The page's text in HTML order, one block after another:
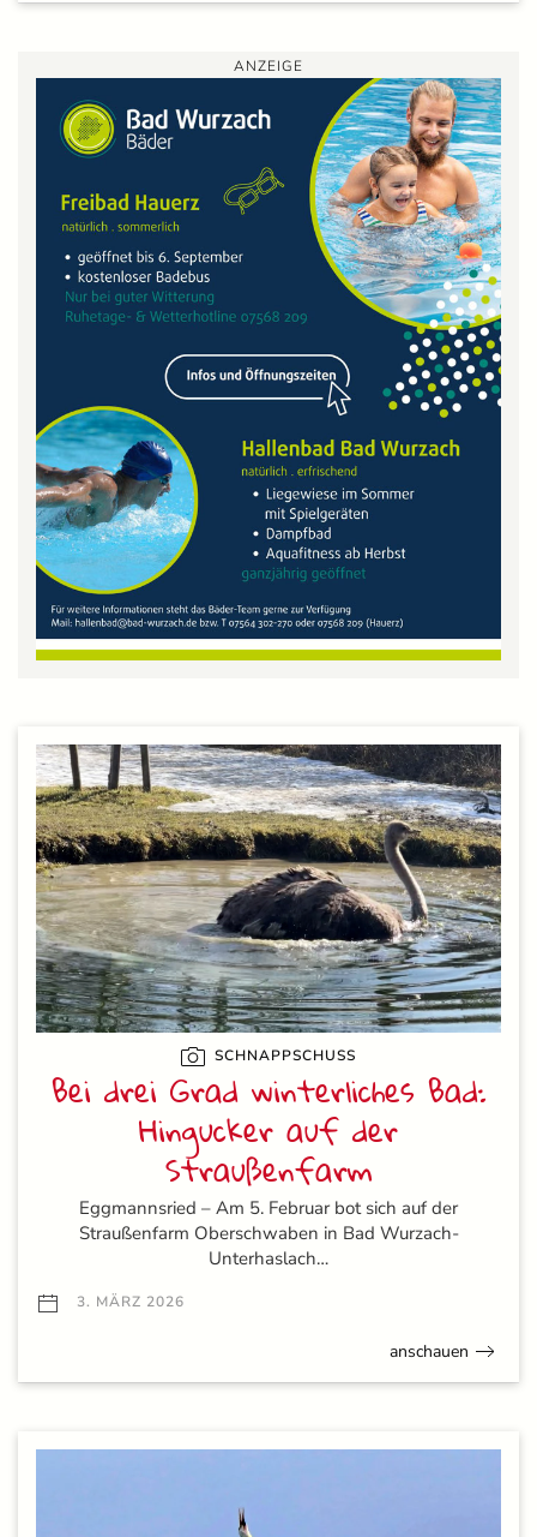
ANZEIGE
SCHNAPPSCHUSS
Bei drei Grad winterliches Bad:
Hingucker auf der
Straußenfarm
Eggmannsried – Am 5. Februar bot sich auf der
Straußenfarm Oberschwaben in Bad Wurzach-
Unterhaslach…
3. MÄRZ 2026
anschauen